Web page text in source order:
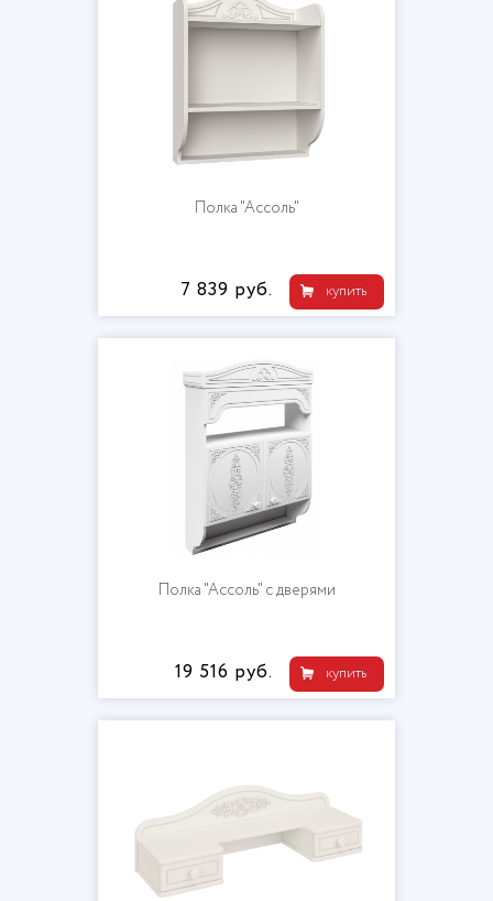
Полка "Ассоль"
купить
7 839 руб.
Полка "Ассоль" с дверями
купить
19 516 руб.